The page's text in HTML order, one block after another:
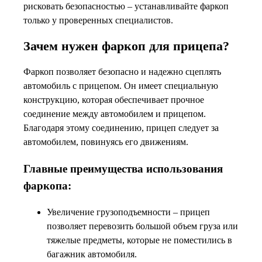
рисковать безопасностью – устанавливайте фаркоп
только у проверенных специалистов.
Зачем нужен фаркоп для прицепа?
Фаркоп позволяет безопасно и надежно сцеплять
автомобиль с прицепом. Он имеет специальную
конструкцию, которая обеспечивает прочное
соединение между автомобилем и прицепом.
Благодаря этому соединению, прицеп следует за
автомобилем, повинуясь его движениям.
Главные преимущества использования
фаркопа:
Увеличение грузоподъемности – прицеп
позволяет перевозить большой объем груза или
тяжелые предметы, которые не поместились в
багажник автомобиля.